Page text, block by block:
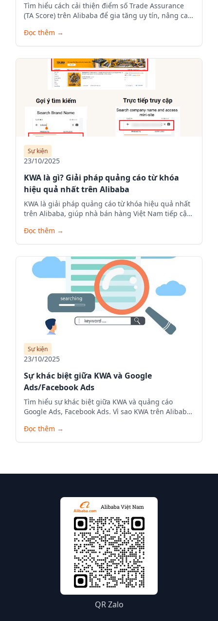
Tìm hiểu cách cải thiện điểm số Trade Assurance
(TA Score) trên Alibaba để gia tăng uy tín, nâng cao
khẩu. Hướng dẫn chi tiết từ chuyên gia Alibaba Việt
Nam – SellOnAlibaba.com.
Đọc thêm →
Sự kiện
23/10/2025
KWA là gì? Giải pháp quảng cáo từ khóa
hiệu quả nhất trên Alibaba
KWA là giải pháp quảng cáo từ khóa hiệu quả nhất
trên Alibaba, giúp nhà bán hàng Việt Nam tiếp cận
và tối đa hóa doanh thu xuất khẩu trên nền tảng
thương mại điện tử toàn cầu.
Đọc thêm →
Sự kiện
23/10/2025
Sự khác biệt giữa KWA và Google
Ads/Facebook Ads
Tìm hiểu sự khác biệt giữa KWA và quảng cáo
Google Ads, Facebook Ads. Vì sao KWA trên Alibaba
tăng hiển thị, tiếp cận người mua toàn cầu và đẩy
mạnh xuất khẩu.
Đọc thêm →
QR Zalo